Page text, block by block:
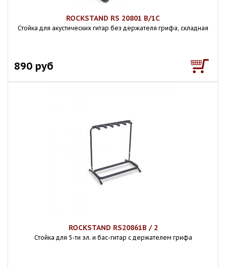
ROCKSTAND RS 20801 B/1C
Стойка для акустических гитар без держателя грифа, складная
890 руб
ROCKSTAND RS20861B / 2
Стойка для 5-ти эл. и бас-гитар с держателем грифа